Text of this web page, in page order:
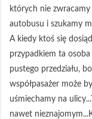
których nie zwracamy
autobusu i szukamy
A kiedy ktoś się
przypadkiem ta
pustego przedziału,
współpasażer może
uśmiechamy na
nawet